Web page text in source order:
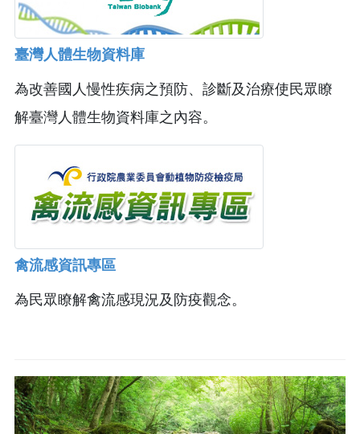
臺灣人體生物資料庫
為改善國人慢性疾病之預防、診斷及治療使民眾瞭
解臺灣人體生物資料庫之內容。
禽流感資訊專區
為民眾瞭解禽流感現況及防疫觀念。